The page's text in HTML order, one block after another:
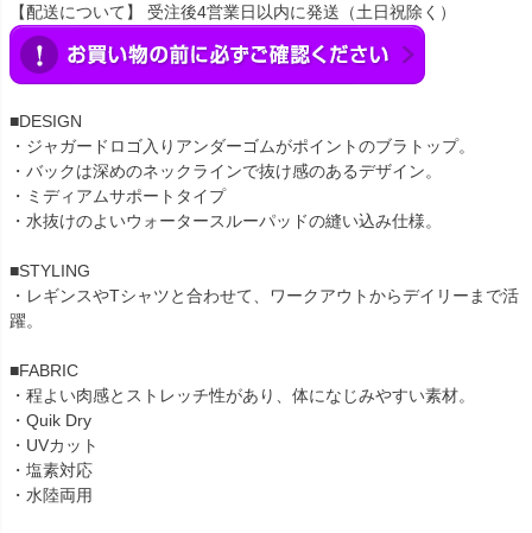
【配送について】 受注後4営業日以内に発送（土日祝除く）
■DESIGN
・ジャガードロゴ入りアンダーゴムがポイントのブラトップ。
・バックは深めのネックラインで抜け感のあるデザイン。
・ミディアムサポートタイプ
・水抜けのよいウォータースルーパッドの縫い込み仕様。
■STYLING
・レギンスやTシャツと合わせて、ワークアウトからデイリーまで活
躍。
■FABRIC
・程よい肉感とストレッチ性があり、体になじみやすい素材。
・Quik Dry
・UVカット
・塩素対応
・水陸両用